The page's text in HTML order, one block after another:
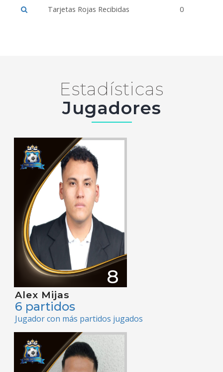
Tarjetas Rojas Recibidas 0
Estadísticas
Jugadores
8
Alex Mijas
6 partidos
Jugador con más partidos jugados